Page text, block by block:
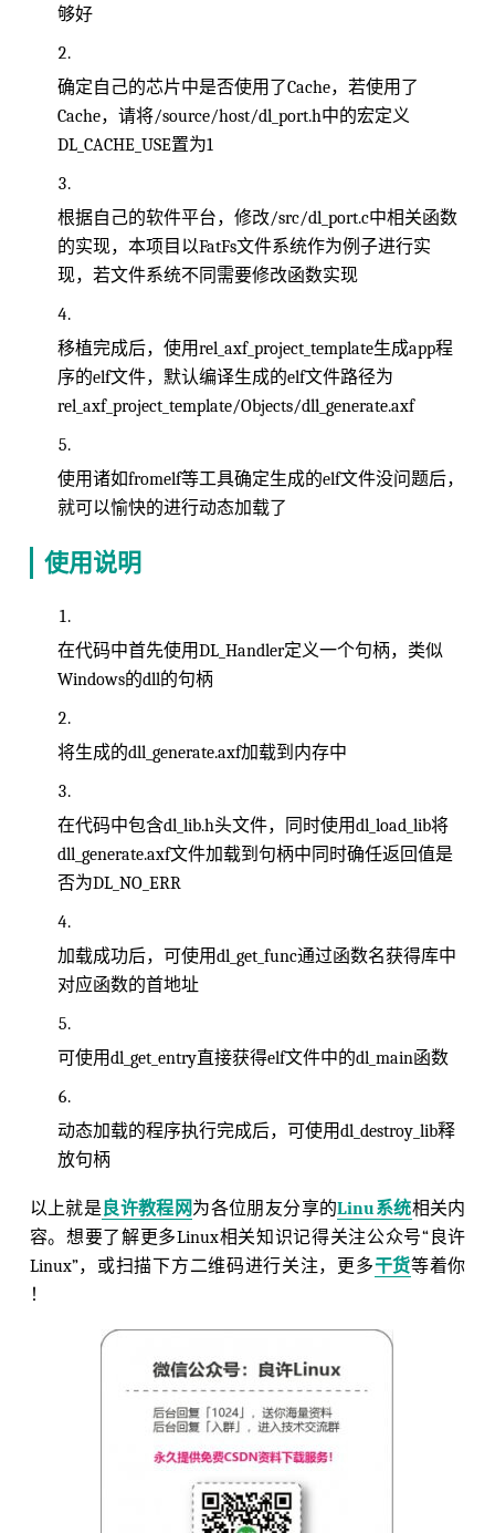
够好
确定自己的芯片中是否使用了Cache，若使用了
Cache，请将/source/host/dl_port.h中的宏定义
DL_CACHE_USE置为1
根据自己的软件平台，修改/src/dl_port.c中相关函数
的实现，本项目以FatFs文件系统作为例子进行实
现，若文件系统不同需要修改函数实现
移植完成后，使用rel_axf_project_template生成app程
序的elf文件，默认编译生成的elf文件路径为
rel_axf_project_template/Objects/dll_generate.axf
使用诸如fromelf等工具确定生成的elf文件没问题后，
就可以愉快的进行动态加载了
使用说明
在代码中首先使用DL_Handler定义一个句柄，类似
Windows的dll的句柄
将生成的dll_generate.axf加载到内存中
在代码中包含dl_lib.h头文件，同时使用dl_load_lib将
dll_generate.axf文件加载到句柄中同时确任返回值是
否为DL_NO_ERR
加载成功后，可使用dl_get_func通过函数名获得库中
对应函数的首地址
可使用dl_get_entry直接获得elf文件中的dl_main函数
动态加载的程序执行完成后，可使用dl_destroy_lib释
放句柄
以上就是良许教程网为各位朋友分享的Linu系统相关内
容。想要了解更多Linux相关知识记得关注公众号“良许
Linux”，或扫描下方二维码进行关注，更多干货等着你
！